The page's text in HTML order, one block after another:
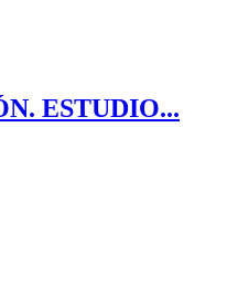
ESTUDIO...